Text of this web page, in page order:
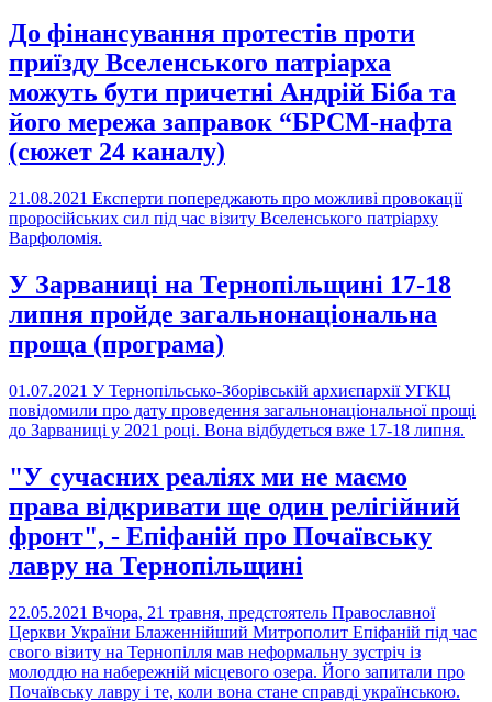
До фінансування протестів проти
приїзду Вселенського патріарха
можуть бути причетні Андрій Біба та
його мережа заправок “БРСМ-нафта
(сюжет 24 каналу)
21.08.2021 Експерти попереджають про можливі провокації
проросійських сил під час візиту Вселенського патріарху
Варфоломія.
У Зарваниці на Тернопільщині 17-18
липня пройде загальнонаціональна
проща (програма)
01.07.2021 У Тернопільсько-Зборівській архиєпархії УГКЦ
повідомили про дату проведення загальнонаціональної прощі
до Зарваниці у 2021 році. Вона відбудеться вже 17-18 липня.
"У сучасних реаліях ми не маємо
права відкривати ще один релігійний
фронт", - Епіфаній про Почаївську
лавру на Тернопільщині
22.05.2021 Вчора, 21 травня, предстоятель Православної
Церкви України Блаженнійший Митрополит Епіфаній під час
свого візиту на Тернопілля мав неформальну зустріч із
молоддю на набережній місцевого озера. Його запитали про
Почаївську лавру і те, коли вона стане справді українською.